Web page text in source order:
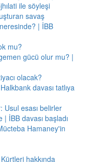
ile söyleşi
savaş
| İBB
mu?
gücü olur mu? |
olacak?
davası tatlıya
Usul esası belirler
İBB davası başladı
Hamaney'in
hakkında